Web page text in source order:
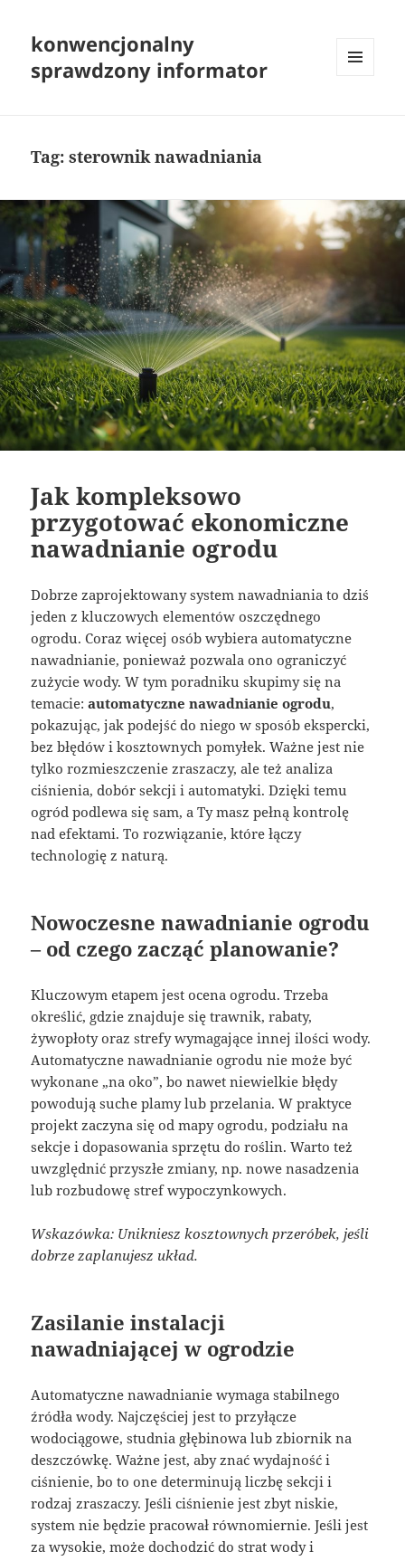
konwencjonalny
sprawdzony informator
Tag:sterownik nawadniania
Jak kompleksowo
przygotować ekonomiczne
nawadnianie ogrodu
Dobrze zaprojektowany system nawadniania to dziś
jeden z kluczowych elementów oszczędnego
ogrodu. Coraz więcej osób wybiera automatyczne
nawadnianie, ponieważ pozwala ono ograniczyć
zużycie wody. W tym poradniku skupimy się na
temacie:automatyczne nawadnianie ogrodu,
pokazując, jak podejść do niego w sposób ekspercki,
bez błędów i kosztownych pomyłek. Ważne jest nie
tylko rozmieszczenie zraszaczy, ale też analiza
ciśnienia, dobór sekcji i automatyki. Dzięki temu
ogród podlewa się sam, a Ty masz pełną kontrolę
nad efektami. To rozwiązanie, które łączy
technologię z naturą.
Nowoczesne nawadnianie ogrodu
– od czego zacząć planowanie?
Kluczowym etapem jest ocena ogrodu. Trzeba
określić, gdzie znajduje się trawnik, rabaty,
żywopłoty oraz strefy wymagające innej ilości wody.
Automatyczne nawadnianie ogrodu nie może być
wykonane „na oko”, bo nawet niewielkie błędy
powodują suche plamy lub przelania. W praktyce
projekt zaczyna się od mapy ogrodu, podziału na
sekcje i dopasowania sprzętu do roślin. Warto też
uwzględnić przyszłe zmiany, np. nowe nasadzenia
lub rozbudowę stref wypoczynkowych.
Wskazówka: Unikniesz kosztownych przeróbek, jeśli
dobrze zaplanujesz układ.
Zasilanie instalacji
nawadniającej w ogrodzie
Automatyczne nawadnianie wymaga stabilnego
źródła wody. Najczęściej jest to przyłącze
wodociągowe, studnia głębinowa lub zbiornik na
deszczówkę. Ważne jest, aby znać wydajność i
ciśnienie, bo to one determinują liczbę sekcji i
rodzaj zraszaczy. Jeśli ciśnienie jest zbyt niskie,
system nie będzie pracował równomiernie. Jeśli jest
za wysokie, może dochodzić do strat wody i